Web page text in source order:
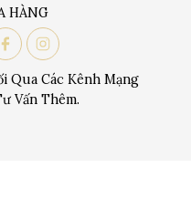
HÀNG
Qua Các Kênh Mạng
Vấn Thêm.